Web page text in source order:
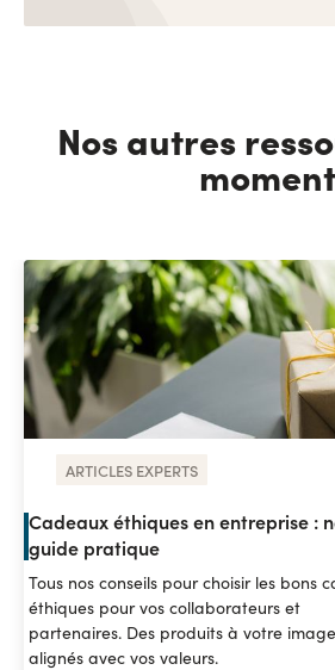
Nos autres
moment
ARTICLES EXPERTS
Cadeaux éthiques en entreprise :
guide pratique
Tous nos conseils pour choisir les bons
éthiques pour vos collaborateurs et
partenaires. Des produits à votre
alignés avec vos valeurs.